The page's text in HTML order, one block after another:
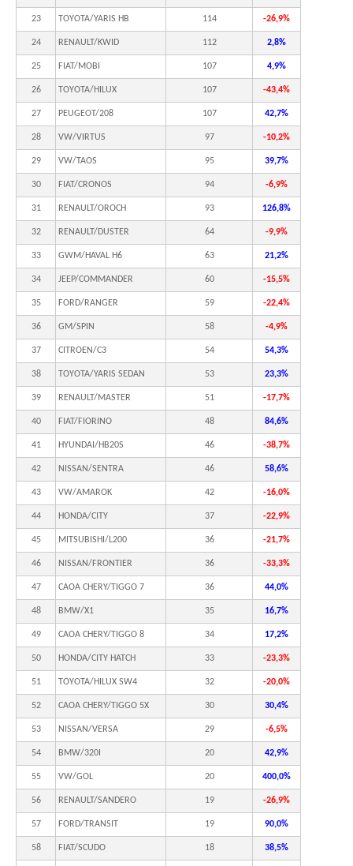
23 TOYOTA/YARIS HB 114 -26,9%
24 RENAULT/KWID 112 2,8%
25 FIAT/MOBI 107 4,9%
26 TOYOTA/HILUX 107 -43,4%
27 PEUGEOT/208 107 42,7%
28 VW/VIRTUS 97 -10,2%
29 VW/TAOS 95 39,7%
30 FIAT/CRONOS 94 -6,9%
31 RENAULT/OROCH 93 126,8%
32 RENAULT/DUSTER 64 -9,9%
33 GWM/HAVAL H6 63 21,2%
34 JEEP/COMMANDER 60 -15,5%
35 FORD/RANGER 59 -22,4%
36 GM/SPIN 58 -4,9%
37 CITROEN/C3 54 54,3%
38 TOYOTA/YARIS SEDAN 53 23,3%
39 RENAULT/MASTER 51 -17,7%
40 FIAT/FIORINO 48 84,6%
41 HYUNDAI/HB20S 46 -38,7%
42 NISSAN/SENTRA 46 58,6%
43 VW/AMAROK 42 -16,0%
44 HONDA/CITY 37 -22,9%
45 MITSUBISHI/L200 36 -21,7%
46 NISSAN/FRONTIER 36 -33,3%
47 CAOA CHERY/TIGGO 7 36 44,0%
48 BMW/X1 35 16,7%
49 CAOA CHERY/TIGGO 8 34 17,2%
50 HONDA/CITY HATCH 33 -23,3%
51 TOYOTA/HILUX SW4 32 -20,0%
52 CAOA CHERY/TIGGO 5X 30 30,4%
53 NISSAN/VERSA 29 -6,5%
54 BMW/320I 20 42,9%
55 VW/GOL 20 400,0%
56 RENAULT/SANDERO 19 -26,9%
57 FORD/TRANSIT 19 90,0%
58 FIAT/SCUDO 18 38,5%